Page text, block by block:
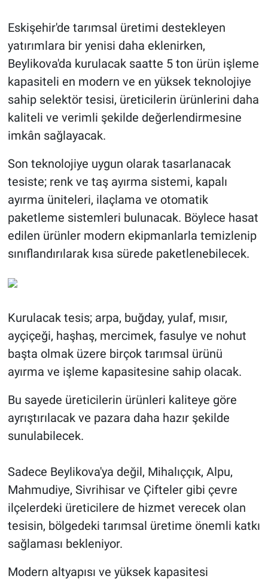
Eskişehir'de tarımsal üretimi destekleyen
yatırımlara bir yenisi daha eklenirken,
Beylikova'da kurulacak saatte 5 ton ürün işleme
kapasiteli en modern ve en yüksek teknolojiye
sahip selektör tesisi, üreticilerin ürünlerini daha
kaliteli ve verimli şekilde değerlendirmesine
imkân sağlayacak.
Son teknolojiye uygun olarak tasarlanacak
tesiste; renk ve taş ayırma sistemi, kapalı
ayırma üniteleri, ilaçlama ve otomatik
paketleme sistemleri bulunacak. Böylece hasat
edilen ürünler modern ekipmanlarla temizlenip
sınıflandırılarak kısa sürede paketlenebilecek.
Kurulacak tesis; arpa, buğday, yulaf, mısır,
ayçiçeği, haşhaş, mercimek, fasulye ve nohut
başta olmak üzere birçok tarımsal ürünü
ayırma ve işleme kapasitesine sahip olacak.
Bu sayede üreticilerin ürünleri kaliteye göre
ayrıştırılacak ve pazara daha hazır şekilde
sunulabilecek.
Sadece Beylikova'ya değil, Mihalıççık, Alpu,
Mahmudiye, Sivrihisar ve Çifteler gibi çevre
ilçelerdeki üreticilere de hizmet verecek olan
tesisin, bölgedeki tarımsal üretime önemli katkı
sağlaması bekleniyor.
Modern altyapısı ve yüksek kapasitesi